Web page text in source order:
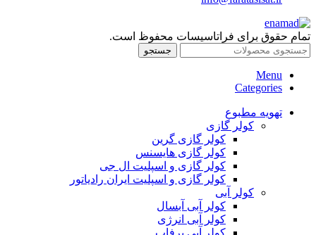
تمام حقوق برای فراتاسیسات محفوظ است.
جستجو
Menu
Categories
تهویه مطبوع
کولر گازی
کولر گازی گرین
کولر گازی هایسنس
کولر گازی و اسپلیت ال جی
کولر گازی و اسپلیت ایران رادیاتور
کولر آبی
کولر آبی آبسال
کولر آبی انرژی
کولر آبی برفاب